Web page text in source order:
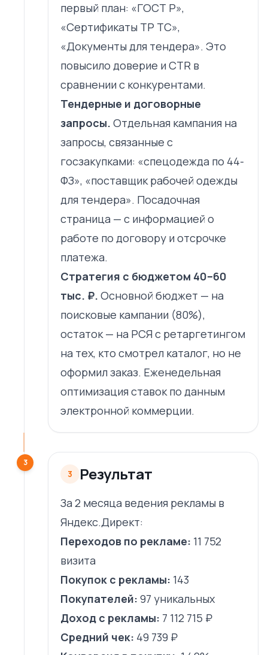
первый план: «ГОСТ Р»,
«Сертификаты ТР ТС»,
«Документы для тендера». Это
повысило доверие и CTR в
сравнении с конкурентами.
Тендерные и договорные
запросы. Отдельная кампания на
запросы, связанные с
госзакупками: «спецодежда по 44-
ФЗ», «поставщик рабочей одежды
для тендера». Посадочная
страница — с информацией о
работе по договору и отсрочке
платежа.
Стратегия с бюджетом 40–60
тыс. ₽. Основной бюджет — на
поисковые кампании (80%),
остаток — на РСЯ с ретаргетингом
на тех, кто смотрел каталог, но не
оформил заказ. Еженедельная
оптимизация ставок по данным
электронной коммерции.
3
3 Результат
За 2 месяца ведения рекламы в
Яндекс.Директ:
Переходов по рекламе: 11 752
визита
Покупок с рекламы: 143
Покупателей: 97 уникальных
Доход с рекламы: 7 112 715 ₽
Средний чек: 49 739 ₽